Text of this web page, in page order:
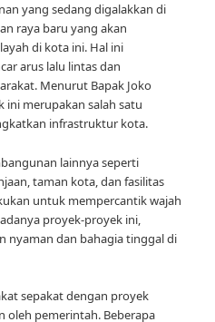
yang sedang digalakkan di
raya baru yang akan
di kota ini. Hal ini
arus lalu lintas dan
Menurut Bapak Joko
ini merupakan salah satu
infrastruktur kota.
lainnya seperti
taman kota, dan fasilitas
untuk mempercantik wajah
proyek-proyek ini,
nyaman dan bahagia tinggal di
sepakat dengan proyek
oleh pemerintah. Beberapa